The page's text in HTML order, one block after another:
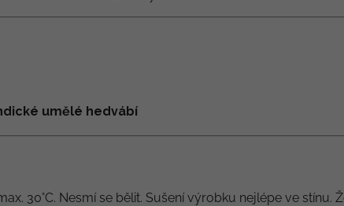
umělé hedvábí
30°C. Nesmí se bělit. Sušení výrobku nejlépe ve stínu.